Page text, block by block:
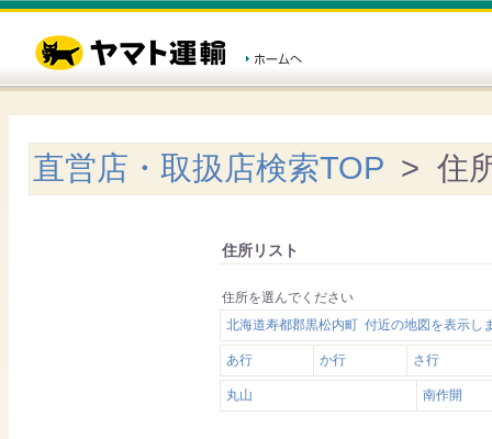
直営店・取扱店検索TOP > 住
住所リスト
住所を選んでください
北海道寿都郡黒松内町 付近の地図を表示し
あ行 か行 さ行
丸山 南作開